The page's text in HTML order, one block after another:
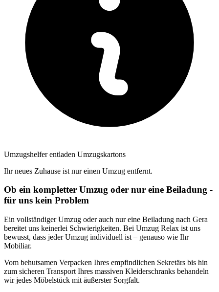
Umzugshelfer entladen Umzugskartons
Ihr neues Zuhause ist nur einen Umzug entfernt.
Ob ein kompletter Umzug oder nur eine Beiladung -
für uns kein Problem
Ein vollständiger Umzug oder auch nur eine Beiladung nach Gera
bereitet uns keinerlei Schwierigkeiten. Bei Umzug Relax ist uns
bewusst, dass jeder Umzug individuell ist – genauso wie Ihr
Mobiliar.
Vom behutsamen Verpacken Ihres empfindlichen Sekretärs bis hin
zum sicheren Transport Ihres massiven Kleiderschranks behandeln
wir jedes Möbelstück mit äußerster Sorgfalt.